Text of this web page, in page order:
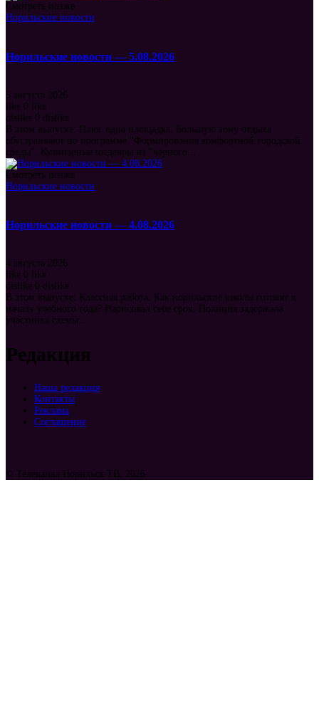
Смотреть позже
Норильские новости
Норильские новости — 5.08.2026
5 августа 2026
like
0
like
dislike
0 dislike
В этом выпуске: Плюс одна площадка. Большую зону отдыха
обустраивают по программе "Формирования комфортной городской
среды". Кулинарные шедевры из "черного...
Смотреть позже
Норильские новости
Норильские новости — 4.08.2026
4 августа 2026
like
0
like
dislike
0 dislike
В этом выпуске: Классная работа. Как норильские школы готовят к
началу учебного года? Нарисовал себе срок. Полиция задержала
участника схемы...
Редакция
Наша редакция
Контакты
Реклама
Соглашение
© Телеканал Норильск ТВ, 2026